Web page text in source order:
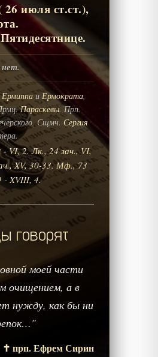
26 июля ст.ст.),
Ермиппаи Ермократа,
Параскевы. Прп.
Сщмч. Сергия
- VI, 2. Лк., 24 зач., VI,
XV, 30-33. Мф., 73
- XVIII, 4.
говорят
моей части
очищением, а в
нужду, как бы ни
✝️ прп. Ефрем Сирин